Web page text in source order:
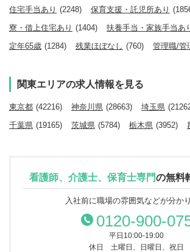
住宅手当あり (2248) 保育支援・託児所あり
寮・借上住宅あり (1404) 扶養手当・家族手当あ
定年65歳 (1284) 残業ほぼなし (760) 管理職/管
関東エリアの求人情報を見る
東京都 (42216) 神奈川県 (28663) 埼玉県
千葉県 (19165) 茨城県 (5784) 栃木県 (3952)
看護師、介護士、保育士専門の無料
入社前に職場の雰囲気などが分か
0120-900-
平日10:00-19:00
休日 土曜日、日曜日、祝日